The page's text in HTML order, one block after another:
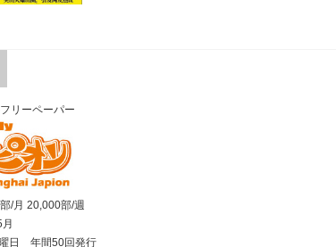
リーペーパー
/月 20,000部/週
年間50回発行